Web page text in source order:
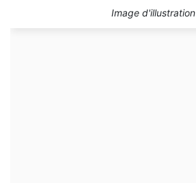
Image d'illustration